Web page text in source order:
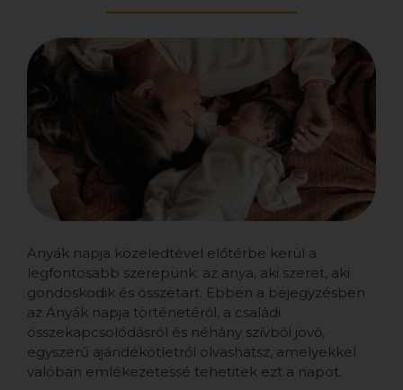
Anyák napja közeledtével előtérbe kerül a
legfontosabb szerepünk: az anya, aki szeret, aki
gondoskodik és összetart. Ebben a bejegyzésben
az Anyák napja történetéről, a családi
összekapcsolódásról és néhány szívből jövő,
egyszerű ajándékötletről olvashatsz, amelyekkel
valóban emlékezetessé tehetitek ezt a napot.